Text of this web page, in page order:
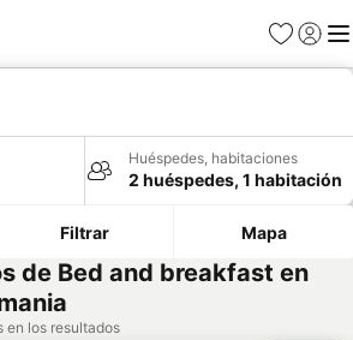
Favoritos
Iniciar
Huéspedes, habitaciones
2 huéspedes, 1 habitación
Filtrar Mapa
de Bed and breakfast en
en los resultados